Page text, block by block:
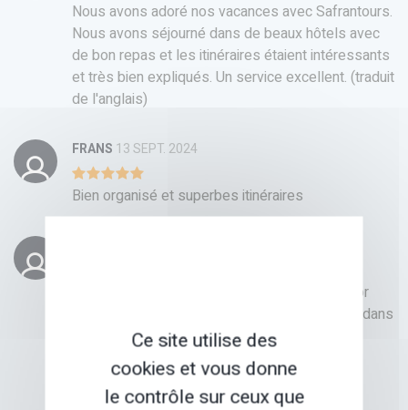
Nous avons adoré nos vacances avec Safrantours.
Nous avons séjourné dans de beaux hôtels avec
de bon repas et les itinéraires étaient intéressants
et très bien expliqués. Un service excellent. (traduit
de l'anglais)
FRANS 13 SEPT. 2024
Bien organisé et superbes itinéraires
Parcours équilibré et accessible dans un décor
magnifique. Bonne organisation et bon accueil dans
les gîtes/hôtelsCe site utilise des
cookies et vous donne
le contrôle sur ceux que